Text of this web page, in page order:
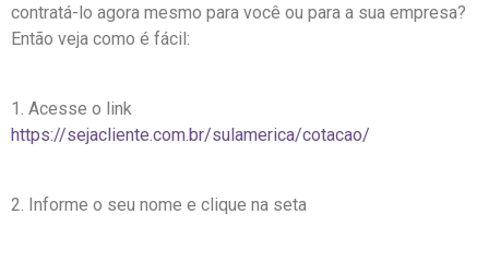
contratá-lo agora mesmo para você ou para a sua empresa?
Então veja como é fácil:
1. Acesse o link
https://sejacliente.com.br/sulamerica/cotacao/
2. Informe o seu nome e clique na seta